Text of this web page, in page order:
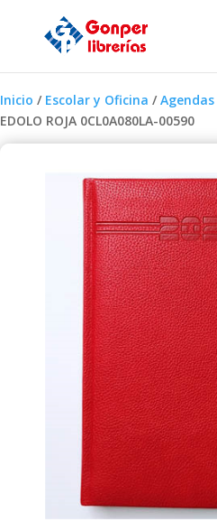
Inicio / Escolar y Oficina /Agendas
EDOLO ROJA 0CL0A080LA-00590